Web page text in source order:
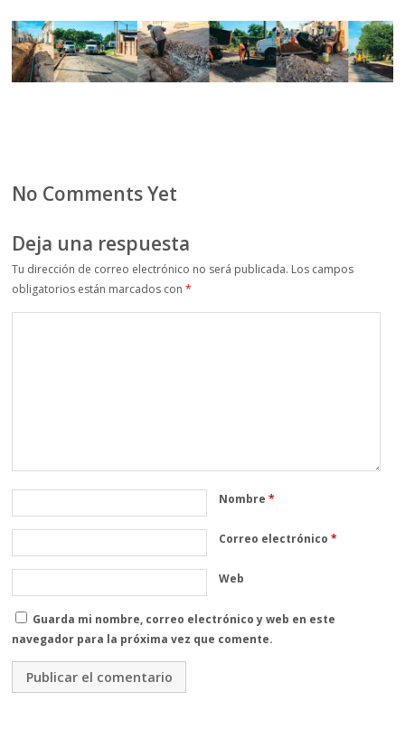
No Comments Yet
Deja una respuesta
Tu dirección de correo electrónico no será publicada. Los campos
obligatorios están marcados con*
Nombre*
Correo electrónico*
Web
Guarda mi nombre, correo electrónico y web en este
navegador para la próxima vez que comente.